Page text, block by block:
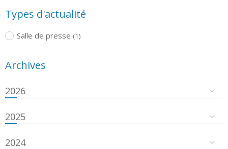
Types d'actualité
Salle de presse (1)
Archives
2026
2025
2024